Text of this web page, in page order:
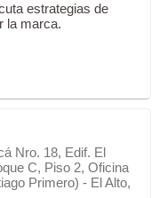
estrategias de
la marca.
Nro. 18, Edif. El
C, Piso 2, Oficina
Primero) - El Alto,